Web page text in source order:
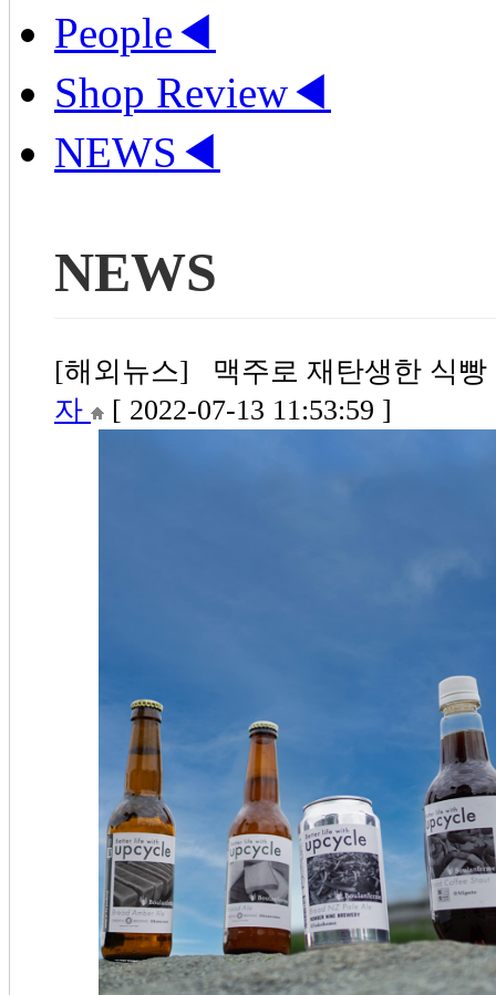
People◀
Shop Review◀
NEWS ◀
NEWS
[해외뉴스] 맥주로 재탄생한 식빵
자
[ 2022-07-13 11:53:59 ]